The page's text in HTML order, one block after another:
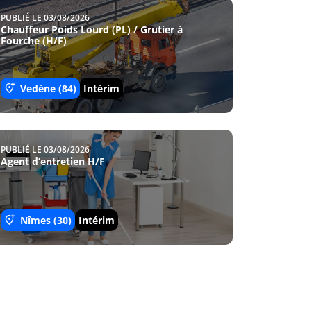
PUBLIÉ LE 03/08/2026
Chauffeur Poids Lourd (PL) / Grutier à
Fourche (H/F)
Vedène (84) Intérim
PUBLIÉ LE 03/08/2026
Agent d’entretien H/F
Nîmes (30) Intérim